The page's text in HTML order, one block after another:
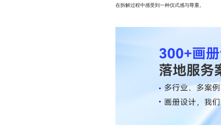
在拆解过程中感受到一种仪式感与尊重。